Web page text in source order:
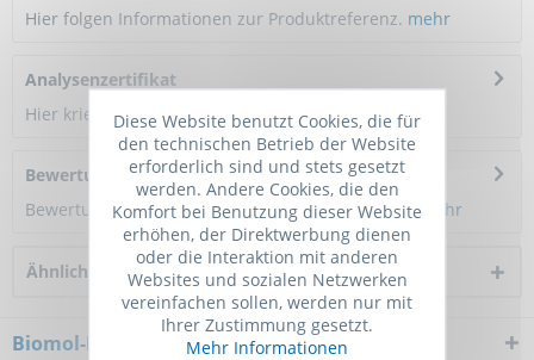
Hier folgen Informationen zur Produktreferenz. mehr
Analysenzertifikat
Hier kriegen Sie ein Zertifikat
Bewertungen
0
Bewertungen lesen, schreiben und diskutieren...mehr
Ähnliche Artikel
Biomol-Newsletter
Diese Website benutzt Cookies, die für
den technischen Betrieb der Website
erforderlich sind und stets gesetzt
werden. Andere Cookies, die den
Komfort bei Benutzung dieser Website
erhöhen, der Direktwerbung dienen
oder die Interaktion mit anderen
Websites und sozialen Netzwerken
vereinfachen sollen, werden nur mit
Ihrer Zustimmung gesetzt.
Mehr Informationen